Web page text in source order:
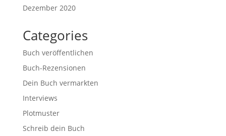
Dezember 2020
Categories
Buch veröffentlichen
Buch-Rezensionen
Dein Buch vermarkten
Interviews
Plotmuster
Schreib dein Buch